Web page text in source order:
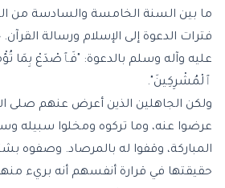
ما بين السنة الخامسة والسادسة من
فترات الدعوة إلى الإسلام ورسالة
عليه وآله وسلم بالدعوة: "فَٱصْدَعْ بِمَا
ٱلْمُشْرِكِينَ".
ولكن الجاهلين الذين أعرض عنهم صلى
عرضوا عنه، وما تركوه ومخلوا سبيله
المباركة، وقفوا له بالمرصاد. وصفوه
حقيقتها في قرارة أنفسهم أنه بريء